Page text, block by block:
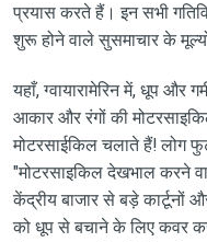
प्रयास करते हैं। इन सभी
शुरू होने वाले सुसमाचार के मूल्यों
यहाँ, ग्वायारामेरिन में, धूप और
आकार और रंगों की
मोटरसाईकिल चलाते हैं! लोग
"मोटरसाइकिल देखभाल करने
केंद्रीय बाजार से बड़े कार्टूनों
को धूप से बचाने के लिए कवर